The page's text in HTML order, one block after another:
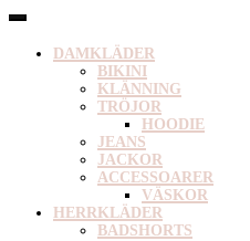
DAMKLÄDER
BIKINI
KLÄNNING
TRÖJOR
HOODIE
JEANS
JACKOR
ACCESSOARER
VÄSKOR
HERRKLÄDER
BADSHORTS